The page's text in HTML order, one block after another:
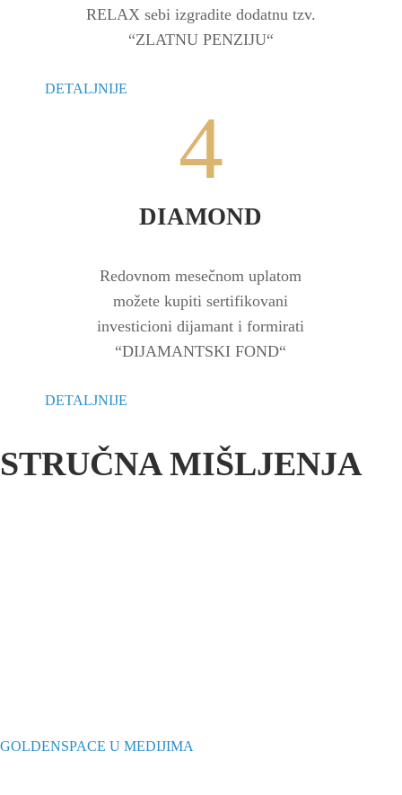
RELAX sebi izgradite dodatnu tzv.
‏‏‎“ZLATNU PENZIJU“
DETALJNIJE
4
DIAMOND
Redovnom mesečnom uplatom
možete kupiti sertifikovani
investicioni dijamant i formirati
‏‏‎“DIJAMANTSKI FOND“
DETALJNIJE
STRUČNA MIŠLJENJA
GOLDENSPACE U MEDIJIMA